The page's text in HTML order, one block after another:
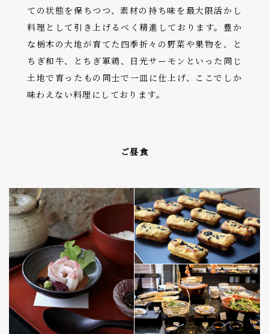
ての状態を保ちつつ、素材の持ち味を最大限活かし
料理として引き上げるべく精進しております。豊か
な栃木の大地が育てた四季折々の野菜や果物を、と
ちぎ和牛、とちぎ軍鶏、日光サーモンといった同じ
土地で育ったもの同士で一皿に仕上げ、ここでしか
味わえない料理にしております。
ご昼食